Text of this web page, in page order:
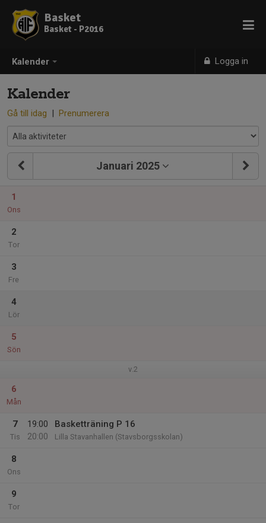
Kalender Logga in
Basket
Basket - P2016
Kalender
Gå till idag | Prenumerera
Januari 2025
1
Ons
2
Tor
3
Fre
4
Lör
5
Sön
v.2
6
Mån
7
Tis
19:00
20:00
Basketträning P 16
Lilla Stavanhallen (Stavsborgsskolan)
8
Ons
9
Tor